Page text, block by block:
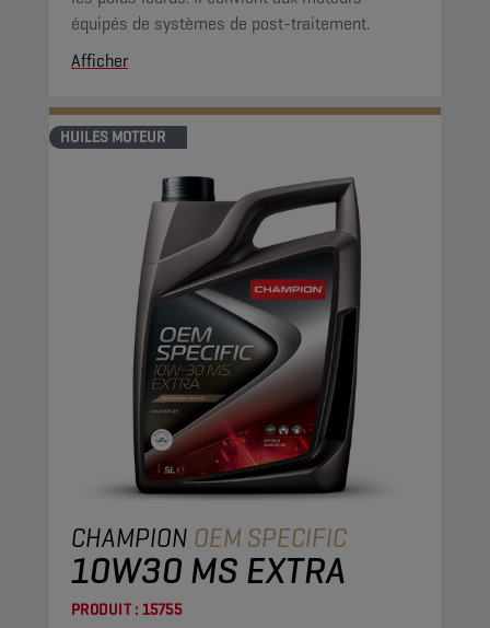
équipés de systèmes de post-traitement.
Afficher
HUILES MOTEUR
CHAMPION OEM SPECIFIC
10W30 MS EXTRA
PRODUIT : 15755